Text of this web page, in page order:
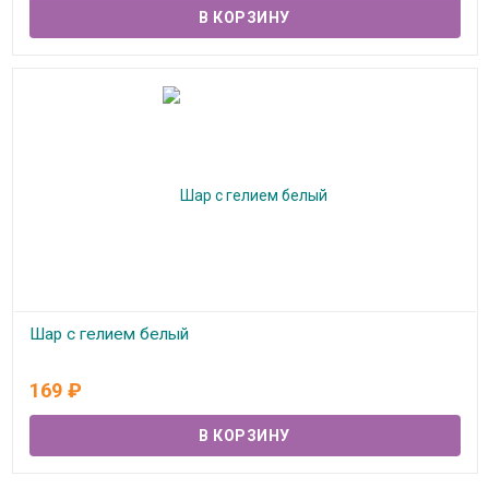
Шар с гелием белый
169 ₽